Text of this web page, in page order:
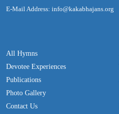
E-Mail Address: info@kakabhajans.org
All Hymns
Devotee Experiences
Publications
Photo Gallery
Contact Us